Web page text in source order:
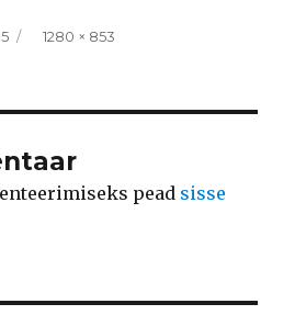
Täissuurus
1280 × 853
pead sisse